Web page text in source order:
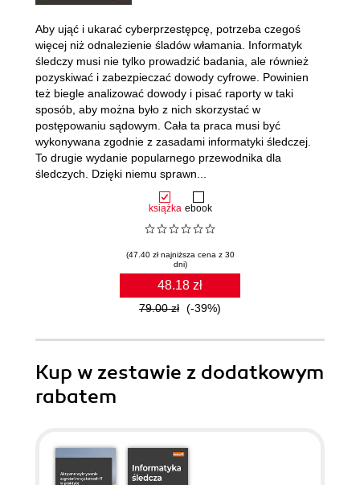
książka ebook
(47.40 zł najniższa cena z 30
dni)
48.18 zł
79.00 zł (-39%)
Aby ująć i ukarać cyberprzestępcę, potrzeba czegoś
więcej niż odnalezienie śladów włamania. Informatyk
śledczy musi nie tylko prowadzić badania, ale również
pozyskiwać i zabezpieczać dowody cyfrowe. Powinien
też biegle analizować dowody i pisać raporty w taki
sposób, aby można było z nich skorzystać w
postępowaniu sądowym. Cała ta praca musi być
wykonywana zgodnie z zasadami informatyki śledczej.
To drugie wydanie popularnego przewodnika dla
śledczych. Dzięki niemu sprawn...
Kup w zestawie z dodatkowym
rabatem